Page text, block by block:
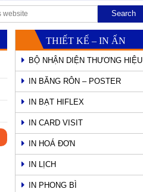
THIẾT KẾ – IN ẤN
BỘ NHẬN DIỆN THƯƠNG HIỆU
IN BĂNG RÔN – POSTER
IN BẠT HIFLEX
IN CARD VISIT
IN HOÁ ĐƠN
IN LỊCH
IN PHONG BÌ